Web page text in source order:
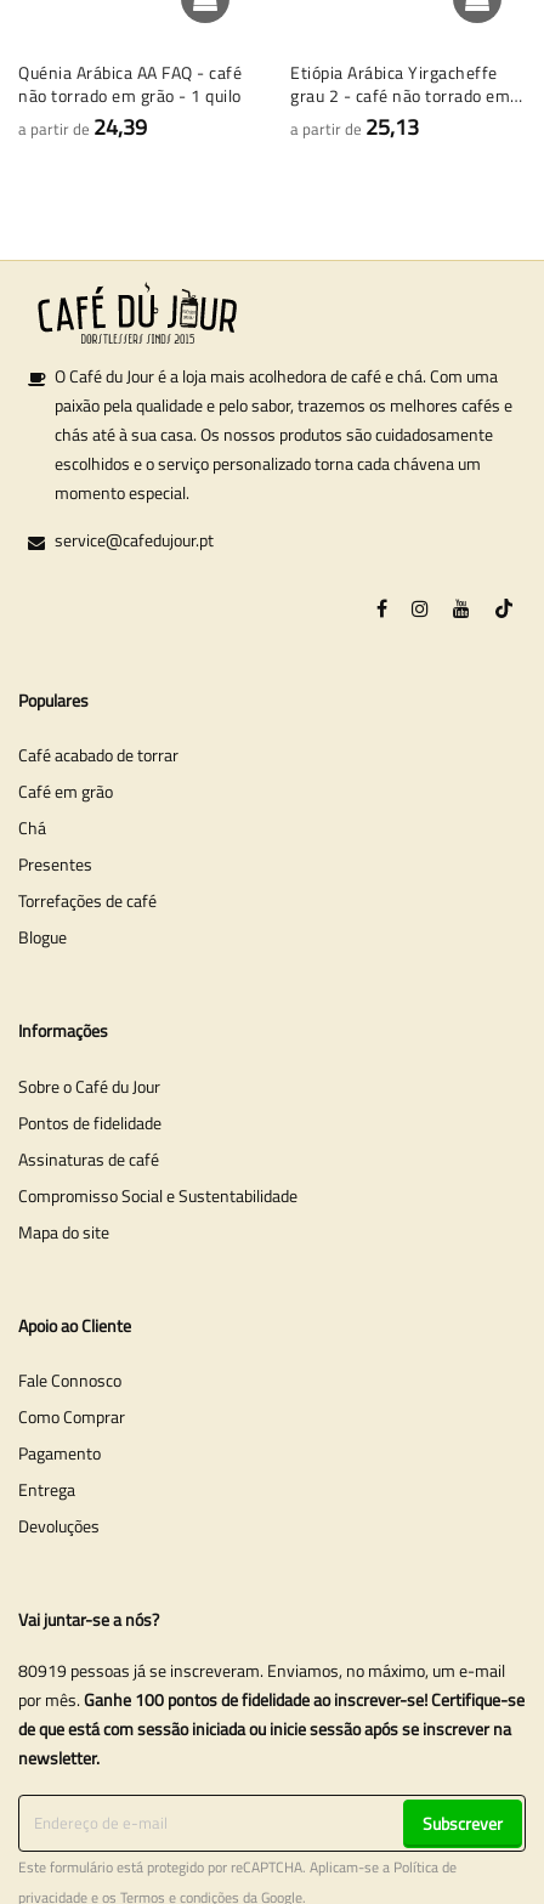
Quénia Arábica AA FAQ - café
não torrado em grão - 1 quilo
a partir de 24,39
Etiópia Arábica Yirgacheffe
grau 2 - café não torrado em
grão - 1 quilo
a partir de 25,13
O Café du Jour é a loja mais acolhedora de café e chá. Com uma
paixão pela qualidade e pelo sabor, trazemos os melhores cafés e
chás até à sua casa. Os nossos produtos são cuidadosamente
escolhidos e o serviço personalizado torna cada chávena um
momento especial.
service@cafedujour.pt
Populares
Café acabado de torrar
Café em grão
Chá
Presentes
Torrefações de café
Blogue
Informações
Sobre o Café du Jour
Pontos de fidelidade
Assinaturas de café
Compromisso Social e Sustentabilidade
Mapa do site
Apoio ao Cliente
Fale Connosco
Como Comprar
Pagamento
Entrega
Devoluções
Vai juntar-se a nós?
80919 pessoas já se inscreveram. Enviamos, no máximo, um e-mail
por mês.Ganhe 100 pontos de fidelidade ao inscrever-se! Certifique-se
de que está com sessão iniciada ou inicie sessão após se inscrever na
newsletter.
Subscrever
Este formulário está protegido por reCAPTCHA. Aplicam-se a Política de
privacidadee os Termos e condições da Google.